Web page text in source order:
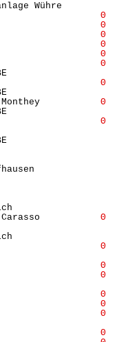
Wühre
Rikartsholz
Θ
Fürstenwald
Θ
Junkholz
Θ
Stadt Baden
Θ
Roveredo
Θ
Bouveret Θ
BE
Lausanne Θ
BE
Muraz-Monthey
Θ
BE
Etzel Ost
Θ
Piamont
BE
Lausen
Solothurn
Schaffhausen
Cham
Les Evaux
Lugano
Frankreich
Monte Carasso
Θ
Les Sauges
Frankreich
Curzut
Θ
Les Sauges
Stadt Baar
Θ
Breilles
Θ
Les Sauges
Horgen
Θ
Liestal
Θ
Schutt
Θ
/ O-92
Chassagne
Θ